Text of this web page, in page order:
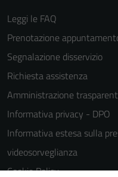
Leggi le FAQ
Prenotazione
Segnalazione disservizio
Richiesta assistenza
Amministrazione
Informativa privacy - DPO
Informativa estesa sulla
videosorveglianza
Cookie Policy